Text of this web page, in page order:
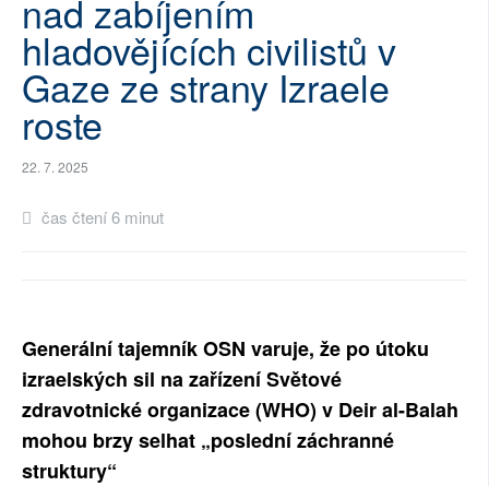
SOCIÁLNÍ SÍTĚ
RUBRIKY
PLNÁ VERZE STRÁNEK
nad zabíjením
hladovějících civilistů v
Gaze ze strany Izraele
roste
22. 7. 2025
čas čtení 6 minut
Generální tajemník OSN varuje, že po útoku
izraelských sil na zařízení Světové
zdravotnické organizace (WHO) v Deir al-Balah
mohou brzy selhat „poslední záchranné
struktury“